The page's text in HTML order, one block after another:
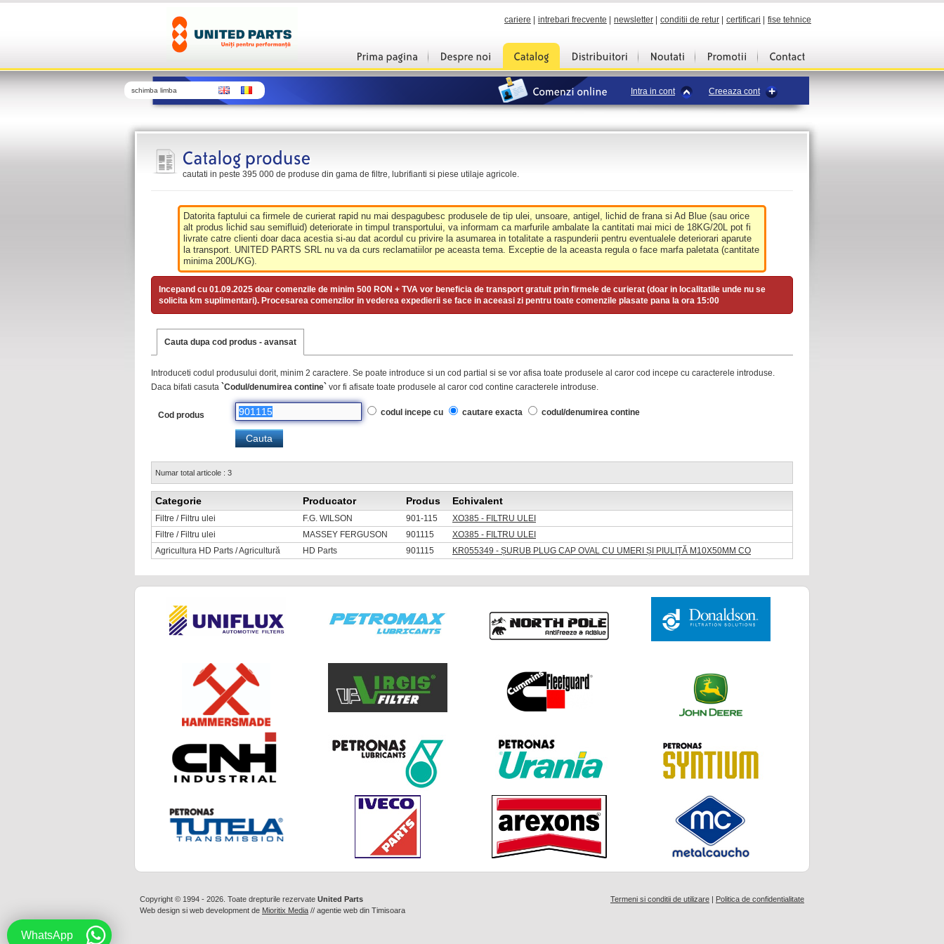
cariere intrebari frecvente newsletter conditii de retur certificari fise tehnice
schimba limba Intra in cont Creeaza cont
cautati in peste 395 000 de produse din gama de filtre, lubrifianti si piese utilaje agricole.
Datorita faptului ca firmele de curierat rapid nu mai despagubesc produsele de tip ulei, unsoare, antigel, lichid de frana si Ad Blue (sau orice
alt produs lichid sau semifluid) deteriorate in timpul transportului, va informam ca marfurile ambalate la cantitati mai mici de 18KG/20L pot fi
livrate catre clienti doar daca acestia si-au dat acordul cu privire la asumarea in totalitate a raspunderii pentru eventualele deteriorari aparute
la transport. UNITED PARTS SRL nu va da curs reclamatiilor pe aceasta tema. Exceptie de la aceasta regula o face marfa paletata (cantitate
minima 200L/KG).
Incepand cu 01.09.2025 doar comenzile de minim 500 RON + TVA vor beneficia de transport gratuit prin firmele de curierat (doar in localitatile unde nu se
solicita km suplimentari). Procesarea comenzilor in vederea expedierii se face in aceeasi zi pentru toate comenzile plasate pana la ora 15:00
Cauta dupa cod produs - avansat
Introduceti codul produsului dorit, minim 2 caractere. Se poate introduce si un cod partial si se vor afisa toate produsele al caror cod incepe cu caracterele introduse.
Daca bifati casuta `Codul/denumirea contine` vor fi afisate toate produsele al caror cod contine caracterele introduse.
Cod produs codul incepe cu cautare exacta codul/denumirea contine
Numar total articole : 3
Categorie Producator Produs Echivalent
Filtre / Filtru ulei F.G. WILSON 901-115
XO385 - FILTRU ULEI
Filtre / Filtru ulei
MASSEY FERGUSON 901115
XO385 - FILTRU ULEI
Agricultura HD Parts / Agricultură
HD Parts 901115 KR055349 - ȘURUB PLUG CAP OVAL CU UMERI ȘI PIULIȚĂ M10X50MM CO
Copyright © 1994 - 2026. Toate drepturile rezervate United Parts
Web design si web development de Mioritix Media // agentie web din Timisoara
Termeni si conditii de utilizare Politica de confidentialitate
WhatsApp